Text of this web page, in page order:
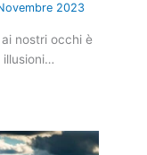
2023
nostri occhi è
illusioni…